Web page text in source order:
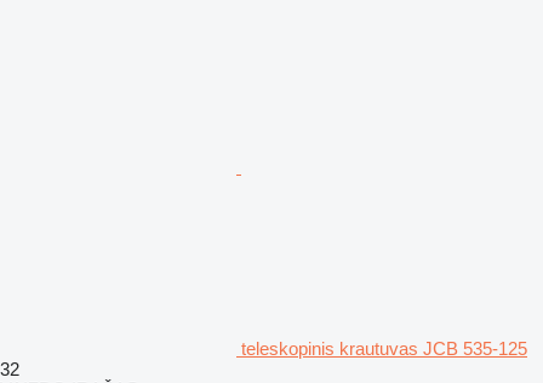
teleskopinis krautuvas JCB 535-125
32